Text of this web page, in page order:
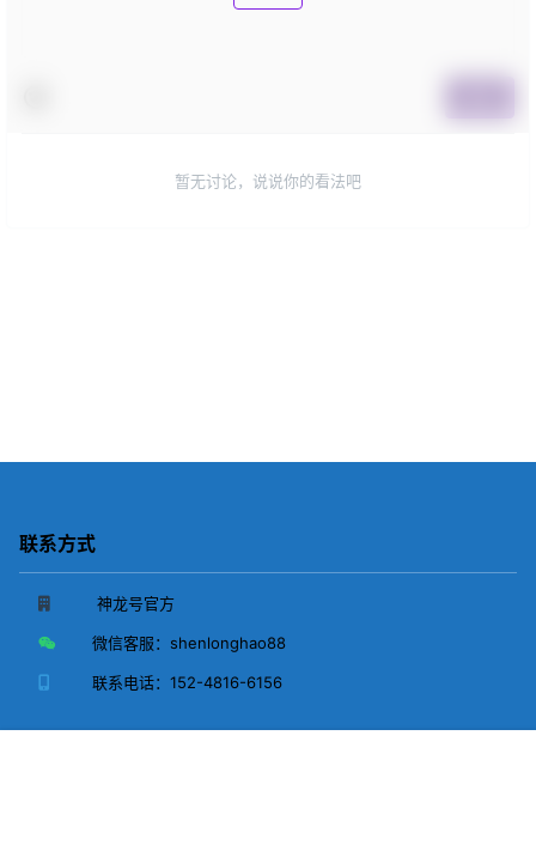
暂无讨论，说说你的看法吧
联系方式
神龙号官方
微信客服： shenlonghao88
联系电话： 152-4816-6156